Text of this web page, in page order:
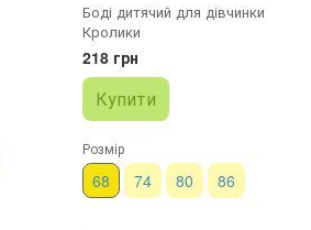
Боді дитячий для дівчинки
Кролики
218 грн
Купити
Розмір
68 74 80 86